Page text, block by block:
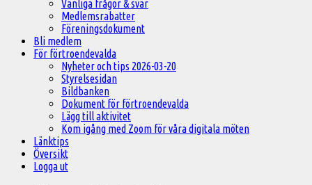
Vanliga frågor & svar
Medlemsrabatter
Föreningsdokument
Bli medlem
För förtroendevalda
Nyheter och tips 2026-03-20
Styrelsesidan
Bildbanken
Dokument för förtroendevalda
Lägg till aktivitet
Kom igång med Zoom för våra digitala möten
Länktips
Översikt
Logga ut